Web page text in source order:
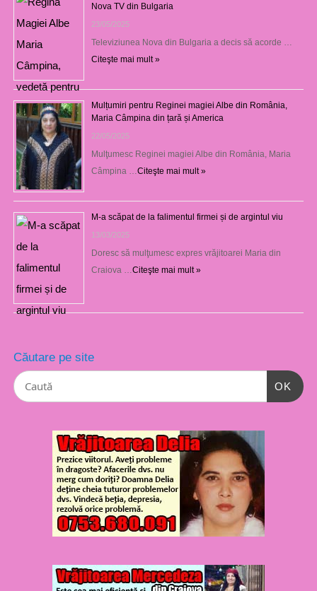
Nova TV din Bulgaria
23/05/2025
Televiziunea Nova din Bulgaria a decis să acorde …
Citeşte mai mult »
Mulțumiri pentru Reginei magiei Albe din România,
Maria Câmpina din țară și America
22/05/2025
Mulţumesc Reginei magiei Albe din România, Maria
Câmpina … Citeşte mai mult »
M-a scăpat de la falimentul firmei și de argintul viu
13/03/2025
Doresc să mulţumesc expres vrăjitoarei Maria din
Craiova … Citeşte mai mult »
Căutare pe site
OK